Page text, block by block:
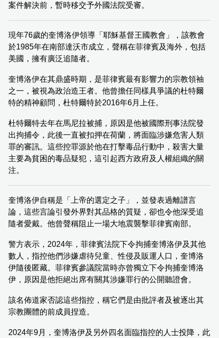
案件解決前，暫時移交予外國法院受審。
現年76歲的奎博洛伊領導「耶穌基督王國教會」，該教會
於1985年在南部達沃市成立，聲稱在菲律賓及海外，包括
美國，擁有廣泛追隨者。
奎博洛伊在其鼎盛時期，是菲律賓最有影響力的宗教領袖
之一，被視為政治造王者。他曾擔任同樣具爭議的杜特爾
特的精神顧問，杜特爾特於2016年6月上任。
杜特爾特去年在馬尼拉被捕，原因是他被國際刑事法院發
出拘捕令，此後一直被扣押在荷蘭，將面臨涉嫌危害人類
罪的審訊。這些控罪源於他在打擊毒品行動中，殺害大量
主要為貧困的毒品疑犯，這引起西方政府及人權組織的關
注。
奎博洛伊自稱是「上帝的選定之子」，並發表過離譜言
論，這些言論引發外界對其品格的質疑，卻也令他深受追
隨者愛戴。他曾聲稱阻止一場大地震襲擊菲律賓南部。
警方表示，2024年，菲律賓法院下令拘捕奎博洛伊及其他
數人，指控他們涉嫌虐待兒童、性侵及販運人口，奎博洛
伊隨後匿藏。菲律賓參議院當時亦曾獨立下令拘捕奎博洛
伊，原因是他拒絕出席有關其涉嫌罪行的公開聽證會。
該名佈道家否認這些指控，稱它們是由批評者及被逐出其
宗教團體的前成員捏造。
2024年9月，奎博洛伊及另外四名面臨指控的人士投降，此